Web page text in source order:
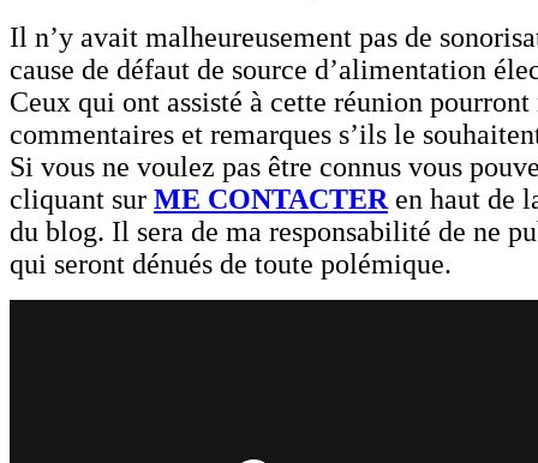
Il n’y avait malheureusement pas de
cause de défaut de source d’alimentation
Ceux qui ont assisté à cette réunion pourront
commentaires et remarques s’ils le
Si vous ne voulez pas être connus vous
cliquant sur ME CONTACTER en haut de
du blog. Il sera de ma responsabilité de ne
qui seront dénués de toute polémique.